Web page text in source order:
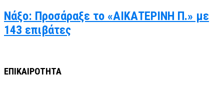
Νάξο: Προσάραξε το «ΑΙΚΑΤΕΡΙΝΗ Π.» με
143 επιβάτες
ΕΠΙΚΑΙΡΟΤΗΤΑ